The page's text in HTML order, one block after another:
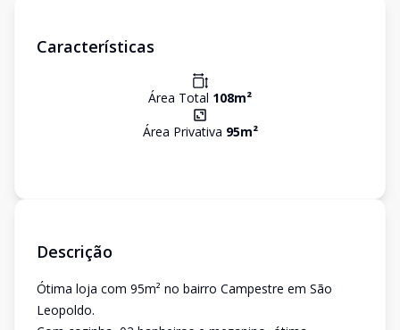
Características
Área Total 108m²
Área Privativa 95m²
Descrição
Ótima loja com 95m² no bairro Campestre em São
Leopoldo.